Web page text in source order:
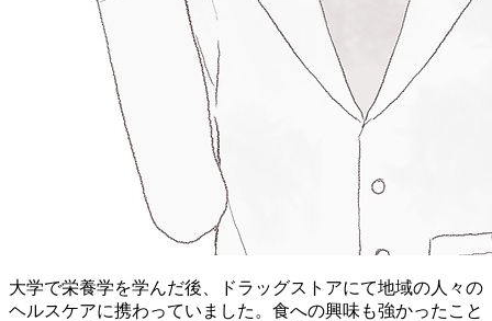
大学で栄養学を学んだ後、ドラッグストアにて地域の人々の
ヘルスケアに携わっていました。 食への興味も強かったこと